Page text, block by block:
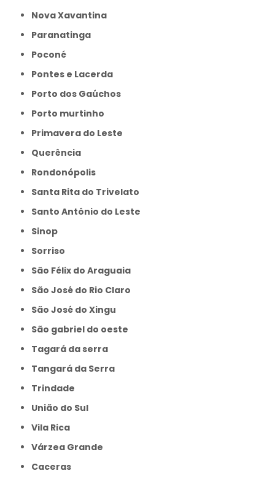
Nova Xavantina
Paranatinga
Poconé
Pontes e Lacerda
Porto dos Gaúchos
Porto murtinho
Primavera do Leste
Querência
Rondonópolis
Santa Rita do Trivelato
Santo Antônio do Leste
Sinop
Sorriso
São Félix do Araguaia
São José do Rio Claro
São José do Xingu
São gabriel do oeste
Tagará da serra
Tangará da Serra
Trindade
União do Sul
Vila Rica
Várzea Grande
caceras